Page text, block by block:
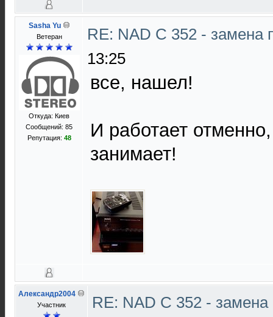
Sasha Yu
Ветеран
Откуда: Киев
Сообщений: 85
Репутация: 48
RE: NAD C 352 - замена
13:25
все, нашел!
И работает
занимает!
Александр2004
Участник
RE: NAD C 352 - замена